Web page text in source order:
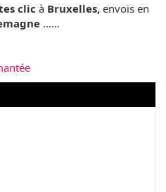
clic à Bruxelles, envois en
……